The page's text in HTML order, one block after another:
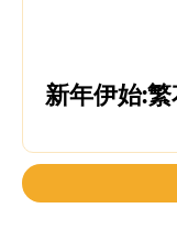
新年伊始: